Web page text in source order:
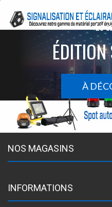
Le
ÉDITION
À
NOS MAGASINS
INFORMATIONS